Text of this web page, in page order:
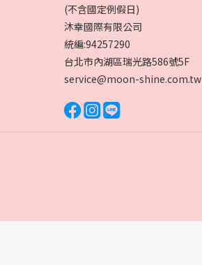
(不含國定例假日)
沐幸國際有限公司
統編:94257290
台北市內湖區瑞光路586號5F
service@moon-shine.com.tw